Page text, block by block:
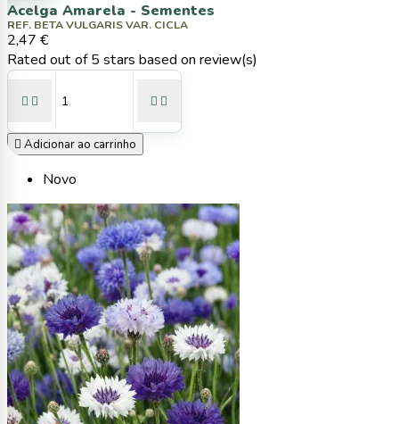
Acelga Amarela - Sementes
REF. BETA VULGARIS VAR. CICLA
2,47 €
Rated out of 5 stars based on review(s)
   
 Adicionar ao carrinho
Novo